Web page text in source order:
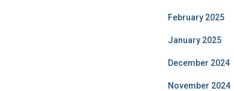
February 2025
January 2025
December 2024
November 2024